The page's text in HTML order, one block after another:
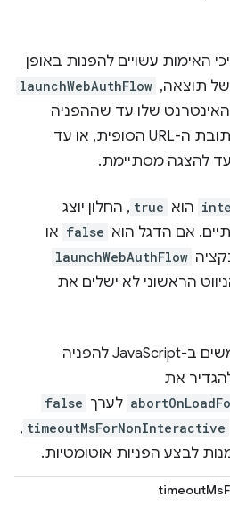
האימות עשויים להפנות באופן
launchWebAuthFlow
שלו עד שההפניה
הראשונה מפנה לכתובת ה-URL הסופית, או עד
להצגה מסתיימת.
הוא true , החלון יוצג
אם הדגל הוא false או
launchWebAuthFlow
הראשוני לא ישלים את
בתהליכים שמשתמשים ב-JavaScript להפניה
את
לערך false
timeoutMsForNonInteractive
,
לבצע הפניות אוטומטיות.